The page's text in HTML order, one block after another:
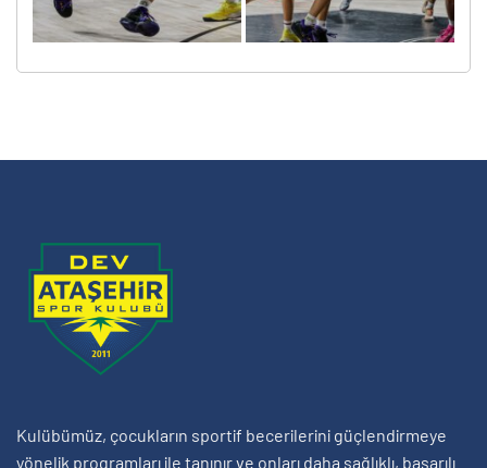
Kulübümüz, çocukların sportif becerilerini güçlendirmeye
yönelik programları ile tanınır ve onları daha sağlıklı, başarılı